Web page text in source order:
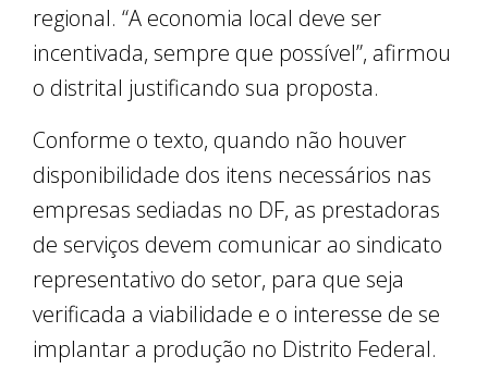
regional. “A economia local deve ser
incentivada, sempre que possível”, afirmou
o distrital justificando sua proposta.
Conforme o texto, quando não houver
disponibilidade dos itens necessários nas
empresas sediadas no DF, as prestadoras
de serviços devem comunicar ao sindicato
representativo do setor, para que seja
verificada a viabilidade e o interesse de se
implantar a produção no Distrito Federal.